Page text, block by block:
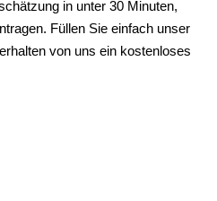
in unter 30 Minuten,
Füllen Sie einfach unser
von uns ein kostenloses